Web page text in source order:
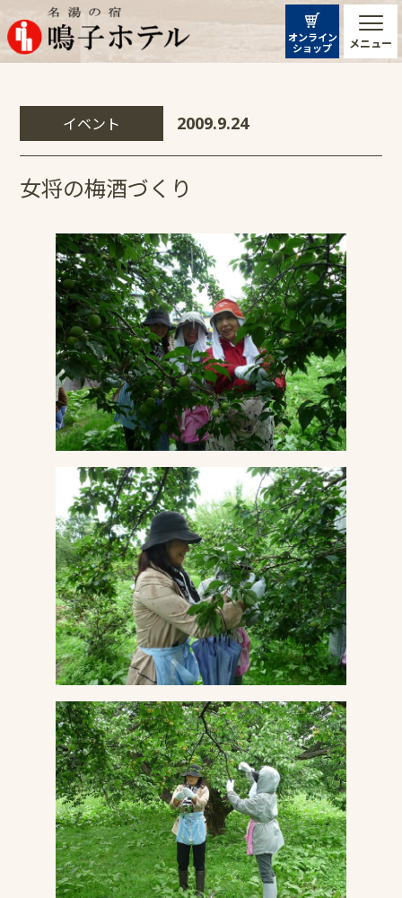
メニュー
オンライン
ショップ
イベント 2009.9.24
女将の梅酒づくり